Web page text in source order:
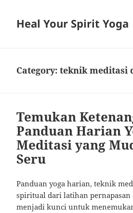
Heal Your Spirit Yoga
Category:teknik meditasi
Temukan
Panduan Harian
Meditasi yang
Seru
Panduan yoga harian, teknik
spiritual dari latihan pernapasan
menjadi kunci untuk